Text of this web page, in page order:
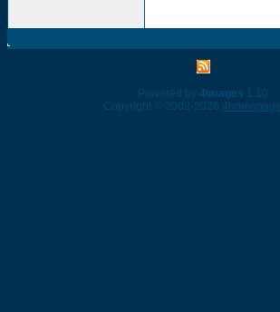
Powered by 4images 1.10
Copyright © 2002-2026